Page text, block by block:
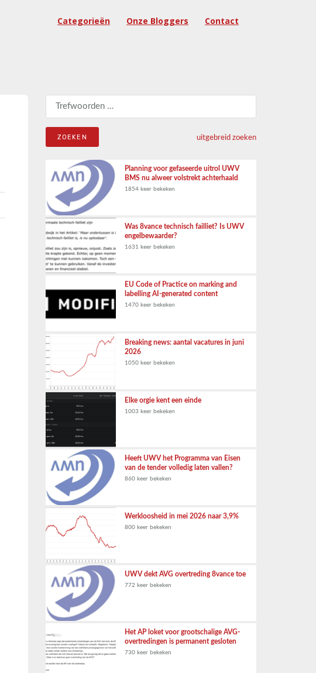
Categorieën Onze Bloggers Contact
Zoeken naar:
uitgebreid zoeken
Planning voor gefaseerde uitrol UWV
BMS nu alweer volstrekt achterhaald
1854 keer bekeken
Was 8vance technisch failliet? Is UWV
engelbewaarder?
1631 keer bekeken
EU Code of Practice on marking and
labelling AI-generated content
1470 keer bekeken
Breaking news: aantal vacatures in juni
2026
1050 keer bekeken
Elke orgie kent een einde
1003 keer bekeken
Heeft UWV het Programma van Eisen
van de tender volledig laten vallen?
860 keer bekeken
Werkloosheid in mei 2026 naar 3,9%
800 keer bekeken
UWV dekt AVG overtreding 8vance toe
772 keer bekeken
Het AP loket voor grootschalige AVG-
overtredingen is permanent gesloten
730 keer bekeken